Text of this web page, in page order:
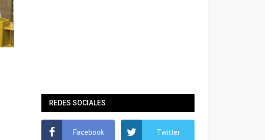
REDES SOCIALES
Facebook Twitter